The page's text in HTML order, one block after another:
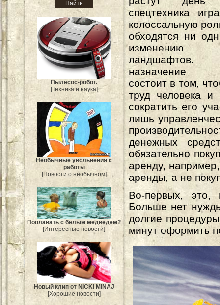
Пылесос-робот.
[Техника и наука]
Необычные увольнения с
работы
[Новости о необычном]
Поплавать с белым медведем?
[Интересные новости]
Новый клип от NICKI MINAJ
[Хорошие новости]
спецтехника
колоссальную
обходятся ни
изменению
ландшафтов.
назначение
состоит в том,
труд человека и
сократить его
лишь
денежных
обязательно
аренду,
аренды, а не
Во-первых, это,
Больше нет
долгие
минут оформить